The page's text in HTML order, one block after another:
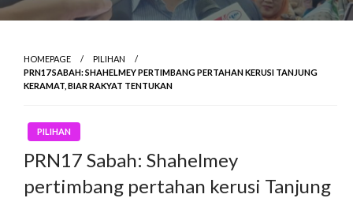
HOMEPAGE
PILIHAN
PRN17 SABAH: SHAHELMEY PERTIMBANG PERTAHAN KERUSI TANJUNG
KERAMAT, BIAR RAKYAT TENTUKAN
PILIHAN
PRN17 Sabah: Shahelmey
pertimbang pertahan kerusi Tanjung